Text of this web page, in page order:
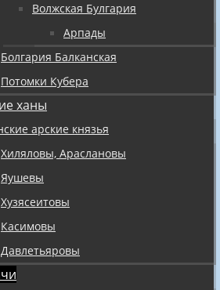
Волжская Булгария
Арпады
Болгария Балканская
Потомки Кубера
ханы
арские князья
Хиляловы, Араслановы
Яушевы
Хузясеитовы
Касимовы
Давлетьяровы